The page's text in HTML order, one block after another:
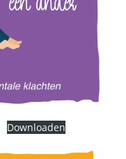
Downloaden